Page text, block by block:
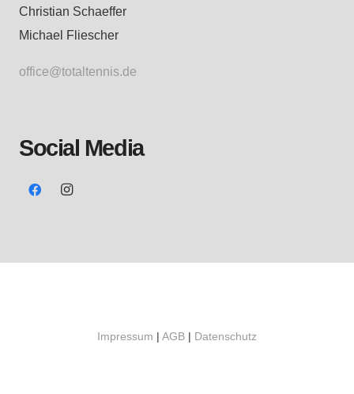
Christian Schaeffer
Michael Fliescher
office@totaltennis.de
Social Media
Impressum | AGB | Datenschutz